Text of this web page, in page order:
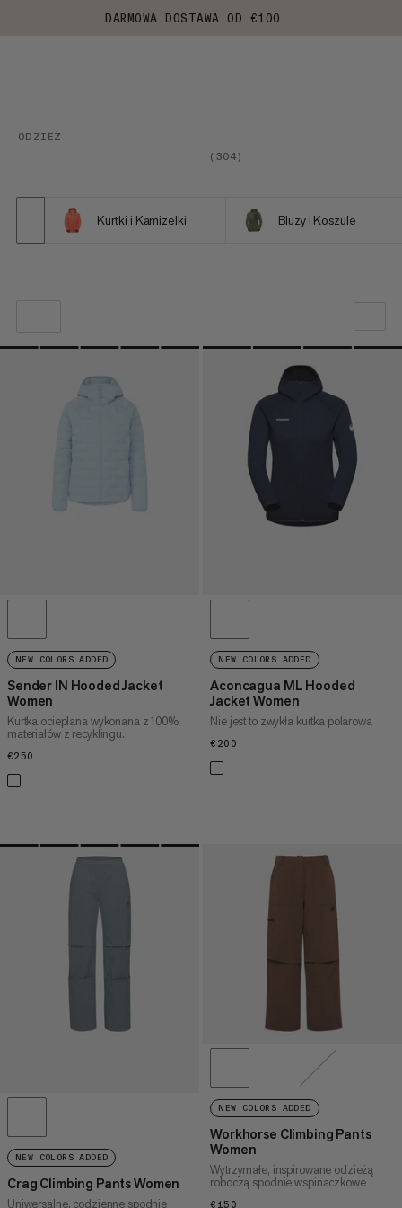
DARMOWA DOSTAWA OD €100
ODZIEŻ
( 304)
Kurtki i Kamizelki Bluzy i Koszule
NASZA REKOMENDACJA
NISKA CENA DO WYSOKIEJ
CENA WYSOKA DO NISKA
CO NOWEGO
NEW COLORS ADDED
Sender IN Hooded Jacket
Women
Kurtka ocieplana wykonana z 100%
materiałów z recyklingu.
€250
NEW COLORS ADDED
Aconcagua ML Hooded
Jacket Women
Nie jest to zwykła kurtka polarowa
€200
NEW COLORS ADDED
Crag Climbing Pants Women
Uniwersalne, codzienne spodnie
NEW COLORS ADDED
Workhorse Climbing Pants
Women
Wytrzymałe, inspirowane odzieżą
roboczą spodnie wspinaczkowe
€150